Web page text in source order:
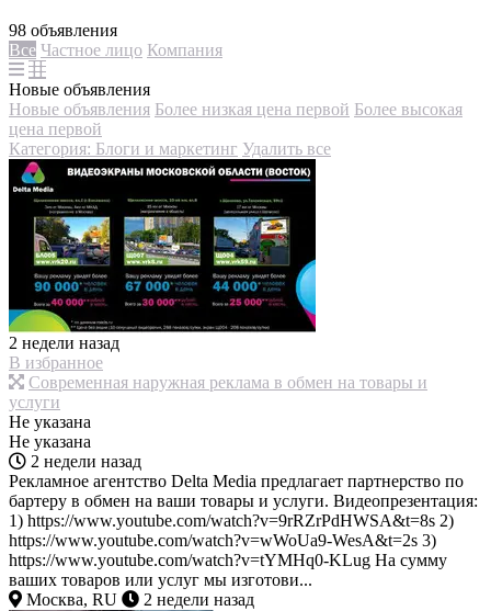
98 объявления
Все Частное лицо Компания
Новые объявления
Новые объявления Более низкая цена первой Более высокая
цена первой
Категория: Блоги и маркетинг Удалить все
2 недели назад
В избранное
Современная наружная реклама в обмен на товары и
услуги
Не указана
Не указана
2 недели назад
Рекламное агентство Delta Media предлагает партнерство по
бартеру в обмен на ваши товары и услуги. Видеопрезентация:
1) https://www.youtube.com/watch?v=9rRZrPdHWSA&t=8s 2)
https://www.youtube.com/watch?v=wWoUa9-WesA&t=2s 3)
https://www.youtube.com/watch?v=tYMHq0-KLug На сумму
ваших товаров или услуг мы изготови...
Москва, RU
2 недели назад